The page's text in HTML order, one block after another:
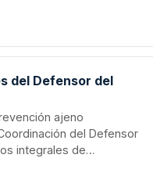
durante una
del Defensor del
ajeno
del Defensor
integrales de
seguridad y salud